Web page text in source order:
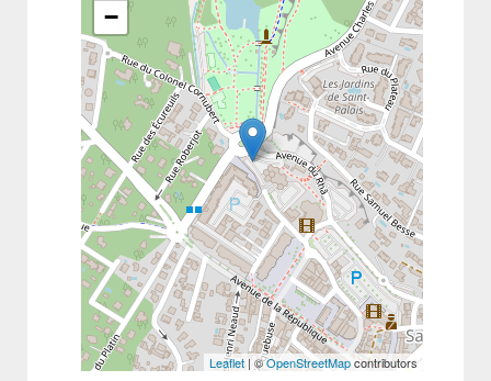
−
Leaflet | ©OpenStreetMapcontributors